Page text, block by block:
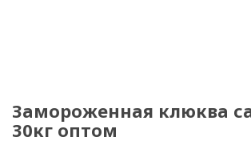
Замороженная клюква
30кг оптом